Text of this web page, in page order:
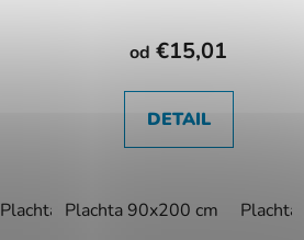
Plachta 180x200 cm
od €15,01
DETAIL
Plachta 90x200 cm